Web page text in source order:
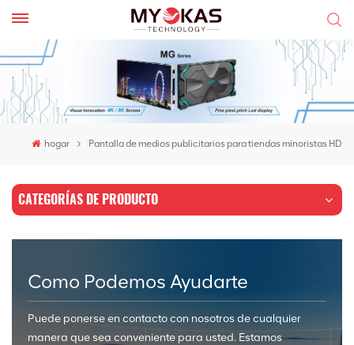
hogar Pantalla de medios publicitarios para tiendas minoristas HD
CATEGORÍAS DE PRODUCTO
Como Podemos Ayudarte
Puede ponerse en contacto con nosotros de cualquier
manera que sea conveniente para usted. Estamos